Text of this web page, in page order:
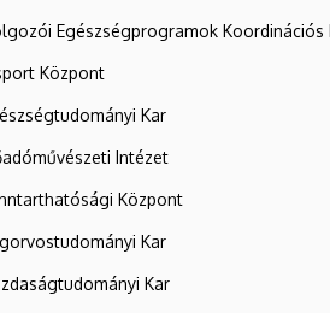
Egészségprogramok Koordinációs
Központ
Kar
Intézet
Központ
Kar
Kar